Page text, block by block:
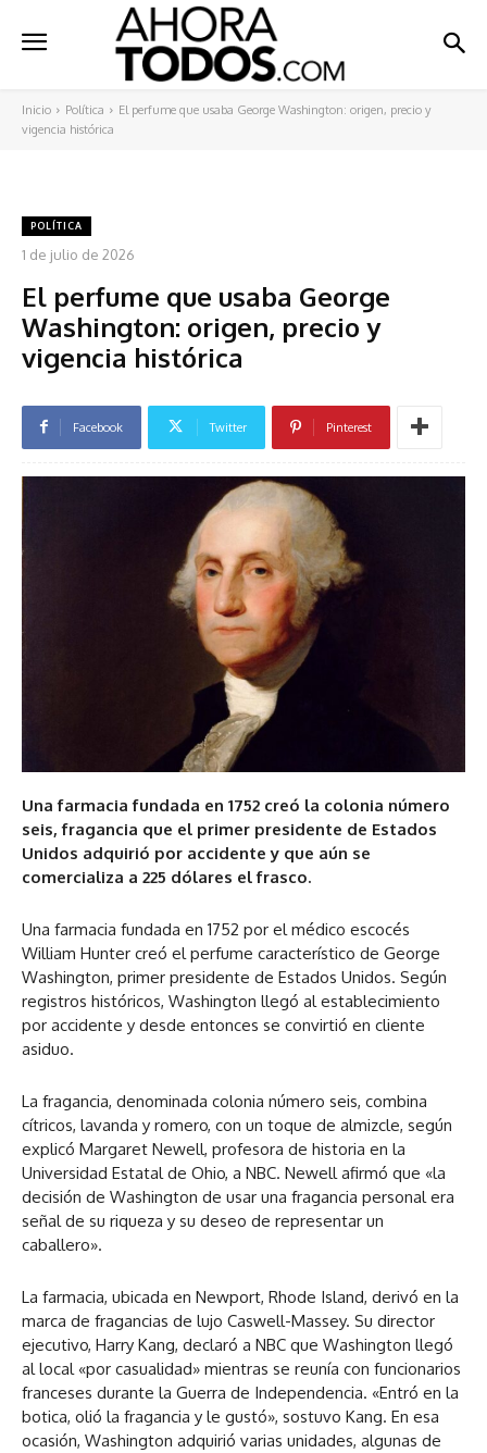
Inicio Política
El perfume que usaba George Washington: origen, precio y
vigencia histórica
POLÍTICA
1 de julio de 2026
El perfume que usaba George
Washington: origen, precio y
vigencia histórica
Facebook Twitter Pinterest
Una farmacia fundada en 1752 creó la colonia número
seis, fragancia que el primer presidente de Estados
Unidos adquirió por accidente y que aún se
comercializa a 225 dólares el frasco.
Una farmacia fundada en 1752 por el médico escocés
William Hunter creó el perfume característico de George
Washington, primer presidente de Estados Unidos. Según
registros históricos, Washington llegó al establecimiento
por accidente y desde entonces se convirtió en cliente
asiduo.
La fragancia, denominada colonia número seis, combina
cítricos, lavanda y romero, con un toque de almizcle, según
explicó Margaret Newell, profesora de historia en la
Universidad Estatal de Ohio, a NBC. Newell afirmó que «la
decisión de Washington de usar una fragancia personal era
señal de su riqueza y su deseo de representar un
caballero».
La farmacia, ubicada en Newport, Rhode Island, derivó en la
marca de fragancias de lujo Caswell-Massey. Su director
ejecutivo, Harry Kang, declaró a NBC que Washington llegó
al local «por casualidad» mientras se reunía con funcionarios
franceses durante la Guerra de Independencia. «Entró en la
botica, olió la fragancia y le gustó», sostuvo Kang. En esa
ocasión, Washington adquirió varias unidades, algunas de